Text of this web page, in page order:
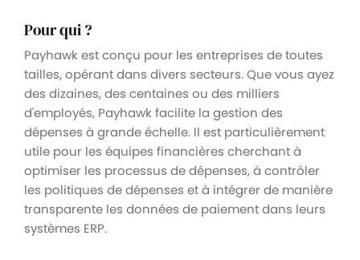
Pour qui ?
Payhawk est conçu pour les entreprises de toutes
tailles, opérant dans divers secteurs. Que vous ayez
des dizaines, des centaines ou des milliers
d'employés, Payhawk facilite la gestion des
dépenses à grande échelle. Il est particulièrement
utile pour les équipes financières cherchant à
optimiser les processus de dépenses, à contrôler
les politiques de dépenses et à intégrer de manière
transparente les données de paiement dans leurs
systèmes ERP.